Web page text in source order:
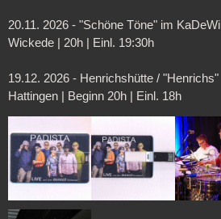
20.11. 2026 - "Schöne Töne" im KaDeWi
Wickede | 20h | Einl. 19:30h
19.12. 2026 - Henrichshütte / "Henrichs"
Hattingen | Beginn 20h | Einl. 18h